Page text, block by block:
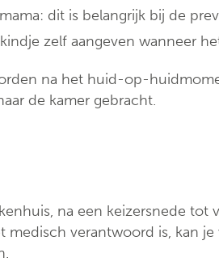
dit is belangrijk bij de
zelf aangeven wanneer
na het huid-op-
de kamer gebracht.
na een keizersnede tot
verantwoord is, kan je